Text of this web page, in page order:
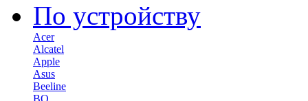
По устройству
Acer
Alcatel
Apple
Asus
Beeline
BQ